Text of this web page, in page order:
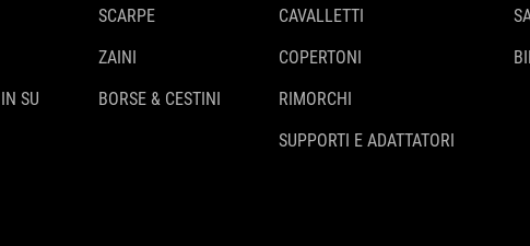
SU
SCARPE
ZAINI
BORSE & CESTINI
CAVALLETTI
COPERTONI
RIMORCHI
SUPPORTI E ADATTATORI